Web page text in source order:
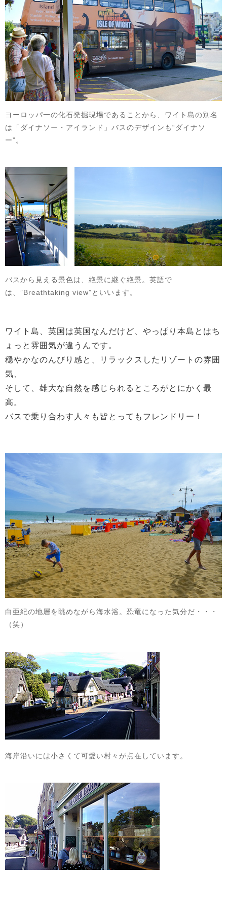
ヨーロッパ一の化石発掘現場であることから、ワイト島の別名
は「ダイナソー・アイランド」バスのデザインも“ダイナソ
ー”。
バスから見える景色は、絶景に継ぐ絶景。英語で
は、”Breathtaking view”といいます。
ワイト島、英国は英国なんだけど、やっぱり本島とはち
ょっと雰囲気が違うんです。
穏やかなのんびり感と、リラックスしたリゾートの雰囲
気、
そして、雄大な自然を感じられるところがとにかく最
高。
バスで乗り合わす人々も皆とってもフレンドリー！
白亜紀の地層を眺めながら海水浴。恐竜になった気分だ・・・
（笑）
海岸沿いには小さくて可愛い村々が点在しています。